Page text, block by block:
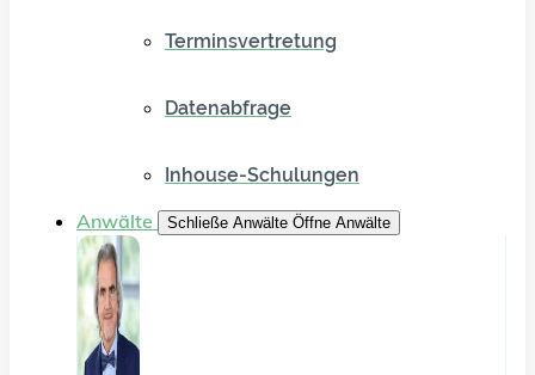
Terminsvertretung
Datenabfrage
Inhouse-Schulungen
Anwälte Schließe Anwälte Öffne Anwälte